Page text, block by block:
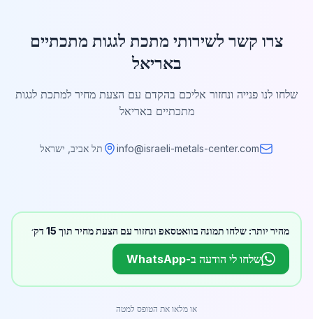
צרו קשר לשירותי מתכת לגגות מתכתיים
באריאל
שלחו לנו פנייה ונחזור אליכם בהקדם עם הצעת מחיר למתכת לגגות
מתכתיים באריאל
info@israeli-metals-center.com תל אביב, ישראל
מהיר יותר: שלחו תמונה בוואטסאפ ונחזור עם הצעת מחיר תוך 15 דק׳
שלחו לי הודעה ב-WhatsApp
או מלאו את הטופס למטה